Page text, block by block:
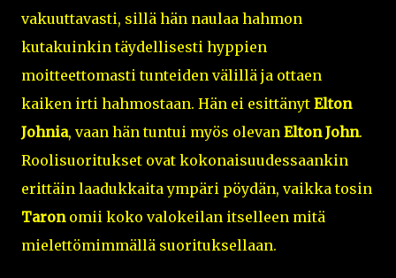
vakuuttavasti, sillä hän naulaa hahmon
kutakuinkin täydellisesti hyppien
moitteettomasti tunteiden välillä ja ottaen
kaiken irti hahmostaan. Hän ei esittänyt Elton
Johnia, vaan hän tuntui myös olevan Elton John.
Roolisuoritukset ovat kokonaisuudessaankin
erittäin laadukkaita ympäri pöydän, vaikka tosin
Taronomii koko valokeilan itselleen mitä
mielettömimmällä suorituksellaan.